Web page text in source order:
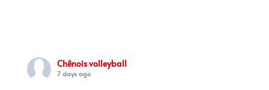
Chênois volleyball
7 days ago